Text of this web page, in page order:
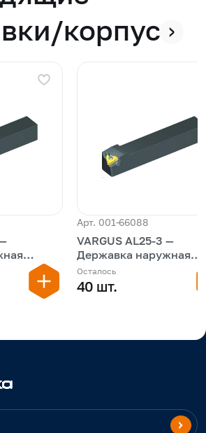
корпуса
Арт. 001-66088
VARGUS AL25-3 —
Державка наружная
резьбовая
Осталось
40 шт.
›